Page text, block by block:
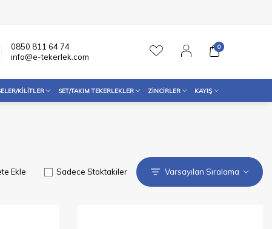
0850 811 64 74
info@e-tekerlek.com
0
KILITLER SET/TAKIM TEKERLEKLER ZINCIRLER KAYIŞ
Sadece Stoktakiler
Ekle